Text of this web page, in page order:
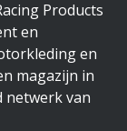
Products
en
en
magazijn in
netwerk van